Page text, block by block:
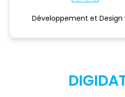
Développement et Design